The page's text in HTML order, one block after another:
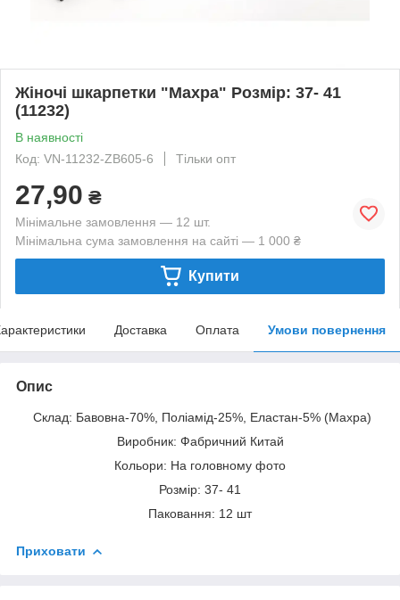
Жіночі шкарпетки "Махра" Розмір: 37- 41
(11232)
В наявності
Код: VN-11232-ZB605-6
Тільки опт
27,90 ₴
Мінімальне замовлення — 12 шт.
Мінімальна сума замовлення на сайті — 1 000 ₴
Купити
Доставка Оплата Умови повернення
Опис
Склад: Бавовна-70%, Поліамід-25%, Еластан-5% (Махра)
Виробник: Фабричний Китай
Кольори: На головному фото
Розмір: 37- 41
Паковання: 12 шт
Приховати